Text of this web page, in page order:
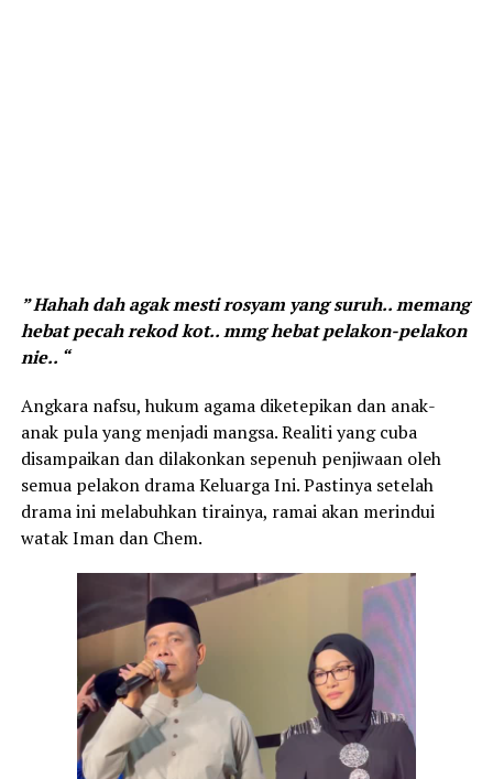
” Hahah dah agak mesti rosyam yang suruh.. memang
hebat pecah rekod kot.. mmg hebat pelakon-pelakon
nie.. “
Angkara nafsu, hukum agama diketepikan dan anak-
anak pula yang menjadi mangsa. Realiti yang cuba
disampaikan dan dilakonkan sepenuh penjiwaan oleh
semua pelakon drama Keluarga Ini. Pastinya setelah
drama ini melabuhkan tirainya, ramai akan merindui
watak Iman dan Chem.